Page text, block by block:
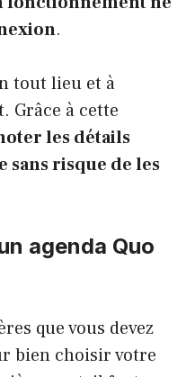
.
tout lieu et à
Grâce à cette
les détails
sans risque de les
agenda Quo
que vous devez
bien choisir votre